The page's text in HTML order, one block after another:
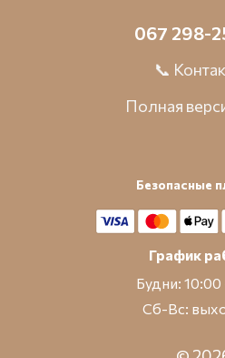
067 298-
📞
Полная
Безопасные
График
Будни: 10:00
Сб-Вс: